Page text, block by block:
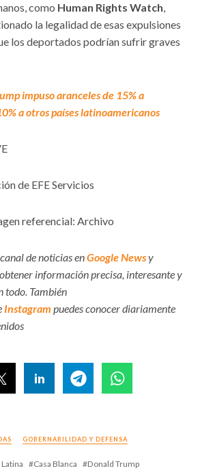
como Human Rights Watch,
la legalidad de esas expulsiones
los deportados podrían sufrir graves
impuso aranceles de 15% a
a otros países latinoamericanos
de EFE Servicios
referencial: Archivo
de noticias enGoogle Newsy
información precisa, interesante y
todo. También
Instagram puedes conocer diariamente
GOBERNABILIDAD Y DEFENSA
Casa Blanca
Donald Trump